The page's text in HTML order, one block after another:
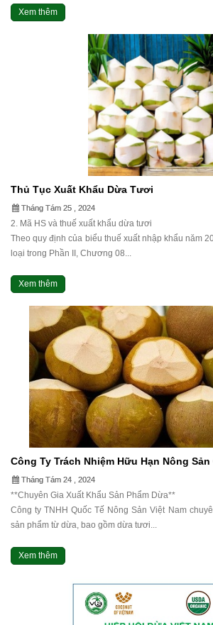
Xem thêm
Thủ Tục Xuất Khẩu Dừa Tươi
Tháng Tám 25 , 2024
2. Mã HS và thuế xuất khẩu dừa tươi
Theo quy định của biểu thuế xuất nhập khẩu năm
loại trong Phần II, Chương 08...
Xem thêm
Công Ty Trách Nhiệm Hữu Hạn Nông
Tháng Tám 24 , 2024
**Chuyên Gia Xuất Khẩu Sản Phẩm Dừa**
Công ty TNHH Quốc Tế Nông Sản Việt Nam
sản phẩm từ dừa, bao gồm dừa tươi...
Xem thêm